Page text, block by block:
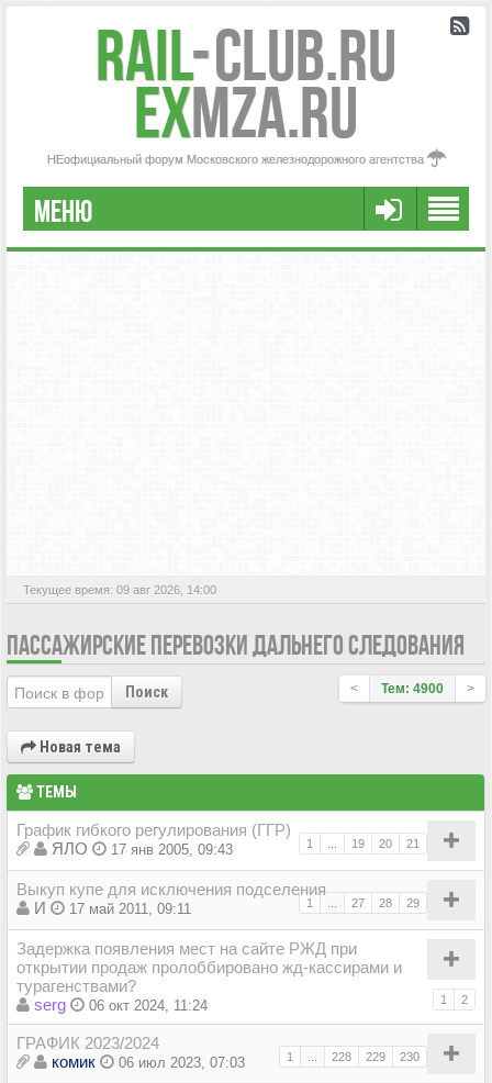
Rail-Club.RU
exMZA.RU
НЕофициальный форум Московского железнодорожного агентства
МЕНЮ
РЕГИСТРАЦИЯ
Текущее время: 09 авг 2026, 14:00
ПАССАЖИРСКИЕ ПЕРЕВОЗКИ ДАЛЬНЕГО СЛЕДОВАНИЯ
Поиск < Тем: 4900 >
Новая тема
ТЕМЫ
График гибкого регулирования (ГГР)
1 19 20 21
ЯЛО 17 янв 2005, 09:43
Выкуп купе для исключения подселения
1 27 28 29
И 17 май 2011, 09:11
Задержка появления мест на сайте РЖД при
открытии продаж пролоббировано жд-кассирами и
турагенствами?
1 2
serg 06 окт 2024, 11:24
ГРАФИК 2023/2024
1 228 229 230
комик 06 июл 2023, 07:03